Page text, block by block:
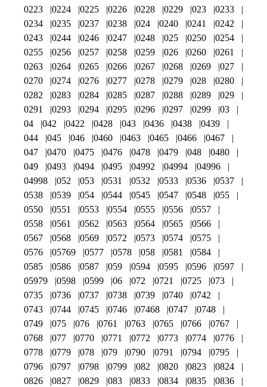
0223
0224 0225 0226 0228 0229 023
0233
0234
0235 0237 0238 024 0240 0241
0242
0243
0244 0246 0247 0248 025 0250
0254
0255
0256 0257 0258 0259 026 0260
0261
0263
0264 0265 0266 0267 0268 0269
027
0270
0274 0276 0277 0278 0279 028
0280
0282
0283 0284 0285 0287 0288 0289
029
0291
0293 0294 0295 0296 0297 0299
03
04
042 0422 0428 043 0436 0438
0439
044
045 046 0460 0463 0465 0466
0467
047
0470 0475 0476 0478 0479 048
0480
049
0493 0494 0495 04992 04994
04996
04998
052 053 0531 0532 0533 0536
0537
0538
0539 054 0544 0545 0547 0548
055
0550
0551 0553 0554 0555 0556
0557
0558
0561 0562 0563 0564 0565
0566
0567
0568 0569 0572 0573 0574
0575
0576
05769 0577 0578 058 0581
0584
0585
0586 0587 059 0594 0595 0596
0597
05979
0598 0599 06 072 0721 0725
073
0735
0736 0737 0738 0739 0740
0742
0743
0744 0745 0746 07468 0747
0748
0749
075 076 0761 0763 0765 0766
0767
0768
077 0770 0771 0772 0773 0774
0776
0778
0779 078 079 0790 0791 0794
0795
0796
0797 0798 0799 082 0820 0823
0824
0826
0827 0829 083 0833 0834 0835
0836